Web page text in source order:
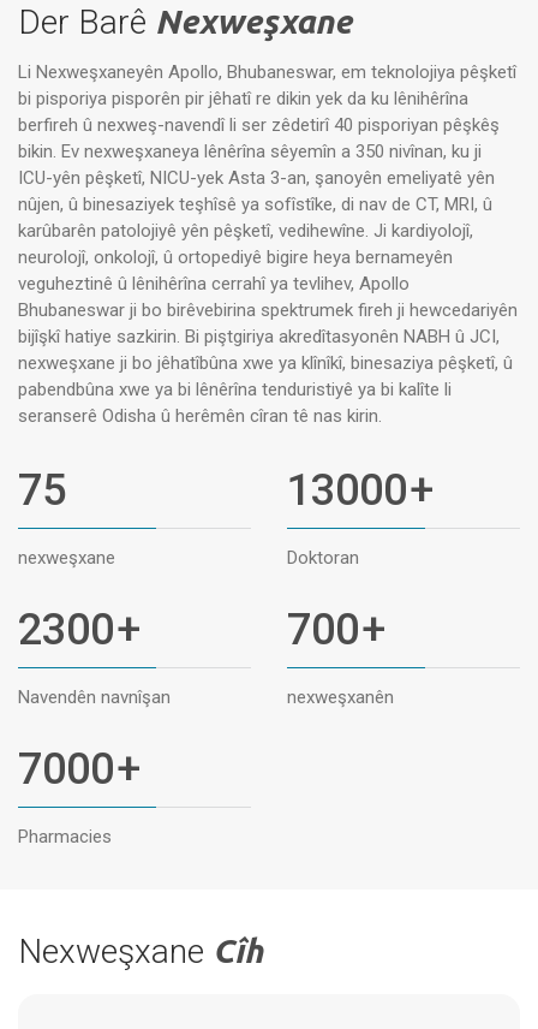
Der Barê Nexweşxane
Li Nexweşxaneyên Apollo, Bhubaneswar, em teknolojiya pêşketî
bi pisporiya pisporên pir jêhatî re dikin yek da ku lênihêrîna
berfireh û nexweş-navendî li ser zêdetirî 40 pisporiyan pêşkêş
bikin. Ev nexweşxaneya lênêrîna sêyemîn a 350 nivînan, ku ji
ICU-yên pêşketî, NICU-yek Asta 3-an, şanoyên emeliyatê yên
nûjen, û binesaziyek teşhîsê ya sofîstîke, di nav de CT, MRI, û
karûbarên patolojiyê yên pêşketî, vedihewîne. Ji kardiyolojî,
neurolojî, onkolojî, û ortopediyê bigire heya bernameyên
veguheztinê û lênihêrîna cerrahî ya tevlihev, Apollo
Bhubaneswar ji bo birêvebirina spektrumek fireh ji hewcedariyên
bijîşkî hatiye sazkirin. Bi piştgiriya akredîtasyonên NABH û JCI,
nexweşxane ji bo jêhatîbûna xwe ya klînîkî, binesaziya pêşketî, û
pabendbûna xwe ya bi lênêrîna tenduristiyê ya bi kalîte li
seranserê Odisha û herêmên cîran tê nas kirin.
75
nexweşxane
13000+
Doktoran
2300+
Navendên navnîşan
700+
nexweşxanên
7000+
Pharmacies
Nexweşxane Cîh